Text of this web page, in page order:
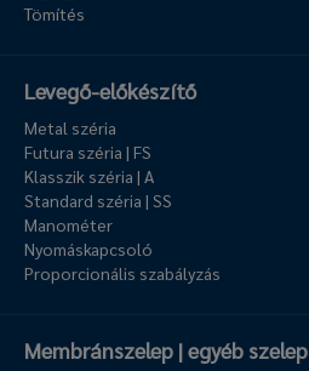
Tömítés
Levegő-előkészítő
Metal széria
Futura széria | FS
Klasszik széria | A
Standard széria | SS
Manométer
Nyomáskapcsoló
Proporcionális szabályzás
Membránszelep | egyéb szelep